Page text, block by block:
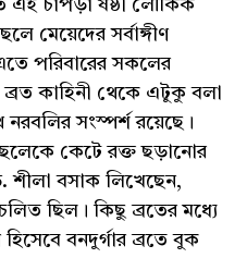
এই চাপড়া ষষ্ঠী লৌকিক
মেয়েদের সর্বাঙ্গীণ
পরিবারের সকলের
কাহিনী থেকে এটুকু বলা
সংস্পর্শ রয়েছে।
কেটে রক্ত ছড়ানোর
শীলা বসাক লিখেছেন,
ছিল। কিছু ব্রতের মধ্যে
বনদুর্গার ব্রতে বুক